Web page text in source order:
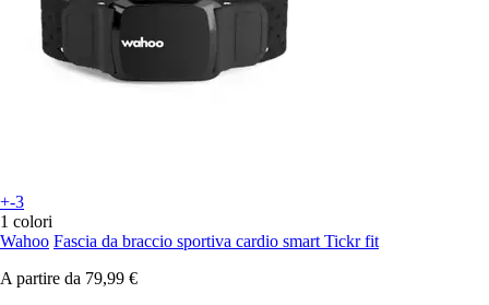
+-3
1 colori
Wahoo Fascia da braccio sportiva cardio smart Tickr fit
A partire da 79,99 €